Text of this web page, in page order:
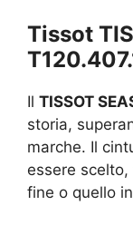
Tissot
Il TISSOT
storia,
marche. Il
essere
fine o quello